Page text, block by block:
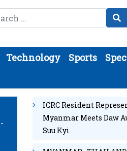
Technology Sports
ICRC Resident
Myanmar Meets Daw
Suu Kyi